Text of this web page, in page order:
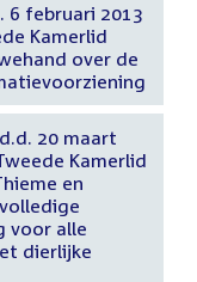
6 februari 2013
Kamerlid
over de
20 maart
Kamerlid
en
voor alle
dierlijke